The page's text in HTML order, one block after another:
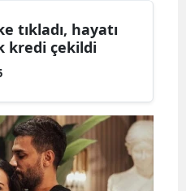
tıkladı, hayatı
kredi çekildi